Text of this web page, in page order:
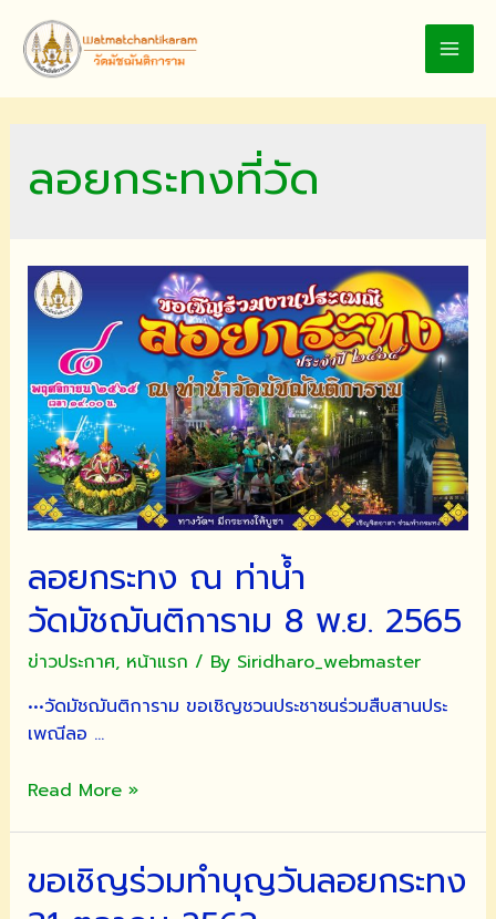
content
ลอยกระทงที่วัด
ลอยกระทง ณ ท่าน้ำ
วัดมัชฌันติการาม 8 พ.ย. 2565
ข่าวประกาศ, หน้าแรก / By Siridharo_webmaster
•••วัดมัชฌันติการาม ขอเชิญชวนประชาชนร่วมสืบสานประ
เพณีลอ …
ลอย
ท่าน้ำ
วัดมัชฌันติการาม
Read More »
ขอเชิญร่วมทำบุญวันลอยกระทง